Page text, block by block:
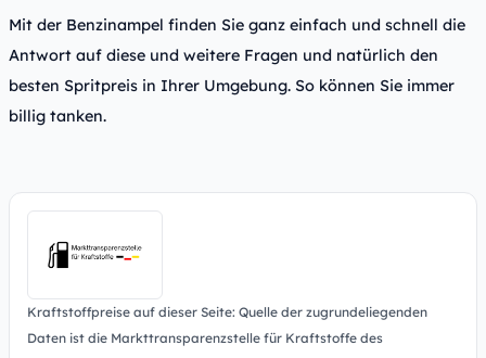
Mit der Benzinampel finden Sie ganz einfach und schnell die
Antwort auf diese und weitere Fragen und natürlich den
besten Spritpreis in Ihrer Umgebung. So können Sie immer
billig tanken.
Kraftstoffpreise auf dieser Seite: Quelle der zugrundeliegenden
Daten ist die Markttransparenzstelle für Kraftstoffe des